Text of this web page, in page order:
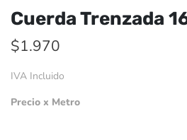
Cuerda Trenzada
$1.970
IVA Incluido
Precio x Metro